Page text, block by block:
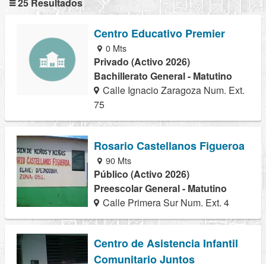
25 Resultados
Centro Educativo Premier
0 Mts
Privado (Activo 2026)
Bachillerato General - Matutino
Calle Ignacio Zaragoza Num. Ext.
75
Rosario Castellanos Figueroa
90 Mts
Público (Activo 2026)
Preescolar General - Matutino
Calle Primera Sur Num. Ext. 4
Centro de Asistencia Infantil
Comunitario Juntos